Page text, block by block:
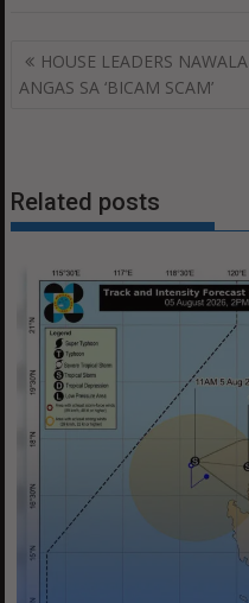
Post
navigation
HOUSE LEADERS NAWALA
ANGAS SA ‘BICAM SCAM’
Related posts